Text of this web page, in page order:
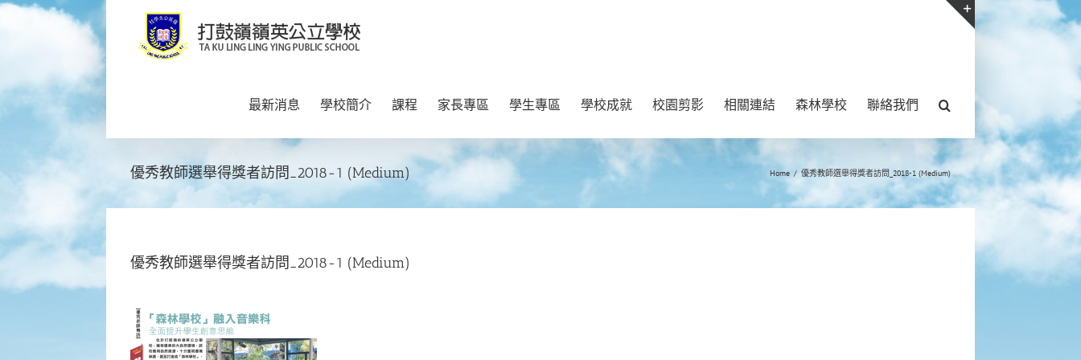
Skip
最新消息 學校簡介 課程 家長專區 學生專區 學校成就 校園剪影 相關連結 森林學校 聯絡我們
優秀教師選舉得獎者訪問_2018-1 (Medium) Home / 優秀教師選舉得獎者訪問_2018-1 (Medium)
優秀教師選舉得獎者訪問_2018-1 (Medium)
Toggle
Area